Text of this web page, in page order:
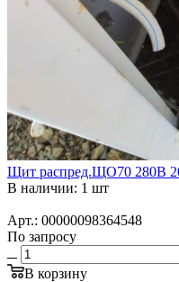
Щит распред.ЩО70 280В
В наличии: 1 шт
Арт.: 00000098364548
По запросу
В корзину